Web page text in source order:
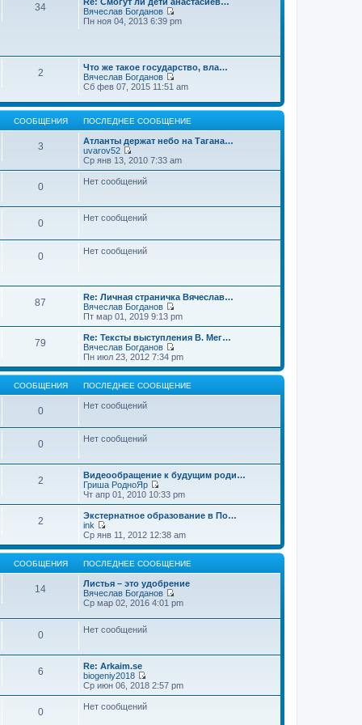
е
н
и
о
о
б
н
и
ю
с
л
е
м
у
с
о
б
щ
е
н
и
ю
и
п
д
е
м
у
с
о
о
щ
е
34
Вячеслав Богданов
П
й
т
к
о
с
л
д
е
м
е
Пн ноя 04, 2013 6:39 pm
2
Что же такое государство, вла…
Вячеслав Богданов
П
р
е
й
т
и
п
о
д
м
б
щ
н
и
ю
Сб фев 07, 2015 11:51 am
СООБЩЕНИЯ ПОСЛЕДНЕЕ СООБЩЕНИЕ
3
Атланты держат небо на Тагана…
uvarov52
П
е
р
е
т
и
с
д
н
е
м
о
о
б
щ
е
н
ю
Ср янв 13, 2010 7:33 am
0 Нет сообщений
0 Нет сообщений
0 Нет сообщений
87
Re: Личная страничка Вячеслав…
Вячеслав Богданов
П
е
р
е
й
т
и
к
е
м
у
о
о
б
е
н
ю
Пт мар 01, 2019 9:13 pm
79
Re: Тексты выступления В. Мег…
Вячеслав Богданов
П
е
р
е
й
л
е
д
н
е
у
о
о
б
щ
н
ю
Пн июл 23, 2012 7:34 pm
СООБЩЕНИЯ ПОСЛЕДНЕЕ СООБЩЕНИЕ
0 Нет сообщений
0 Нет сообщений
2
Видеообращение к будущим роди…
Гриша РодноЯр
П
е
р
е
й
т
и
к
о
с
л
е
д
у
о
б
Чт апр 01, 2010 10:33 pm
2
Экстернатное образование в По…
ink
П
е
р
е
й
т
и
к
п
о
с
д
н
е
м
у
с
Ср янв 11, 2012 12:38 am
СООБЩЕНИЯ ПОСЛЕДНЕЕ СООБЩЕНИЕ
14
Листья – это удобрение
Вячеслав Богданов
П
р
и
о
с
Ср мар 02, 2016 4:01 pm
0 Нет сообщений
6
Re: Arkaim.se
biogeniy2018
П
е
р
е
Ср июн 06, 2018 2:57 pm
0 Нет сообщений